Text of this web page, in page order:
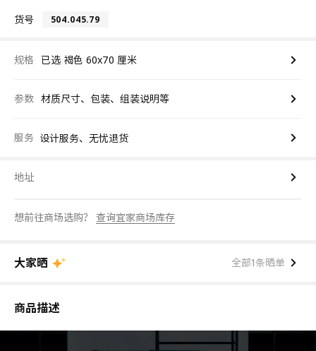
货号 504.045.79
规格 已选 褐色 60x70 厘米
参数 材质尺寸、包装、组装说明等
服务 设计服务、无忧退货
地址
想前往商场选购？ 查询宜家商场库存
大家晒 全部1条晒单
商品描述